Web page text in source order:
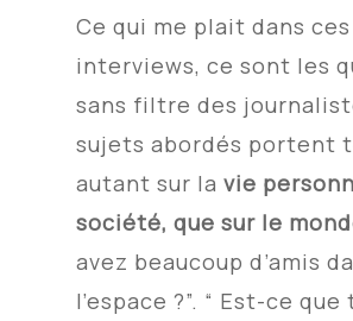
Ce qui me plait dans ces
interviews, ce sont les
sans filtre des
sujets abordés portent
autant sur lavie
société, que sur le
avez beaucoup d’amis
l’espace ?”. “ Est-ce